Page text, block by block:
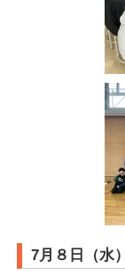
7月８日（水